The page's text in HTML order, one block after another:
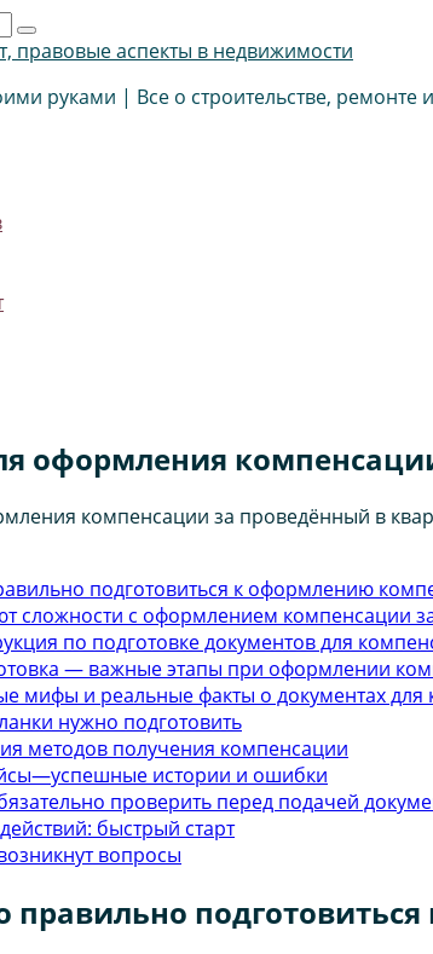
правовые аспекты в недвижимости
руками | Все о строительстве, ремонте
оформления
подготовиться к оформлению
сложности с оформлением компенсации
по подготовке документов для
— важные этапы при оформлении
мифы и реальные факты о документах для
нужно подготовить
методов получения компенсации
истории и ошибки
проверить перед подачей
быстрый старт
вопросы
правильно